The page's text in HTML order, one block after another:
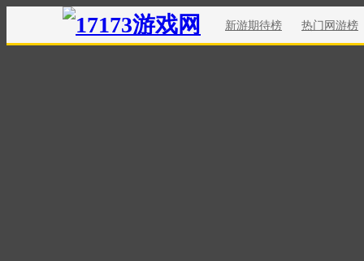
新游期待榜 热门网游榜